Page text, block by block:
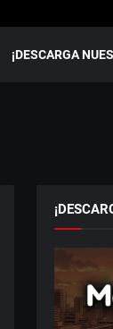
¡DESCARGA